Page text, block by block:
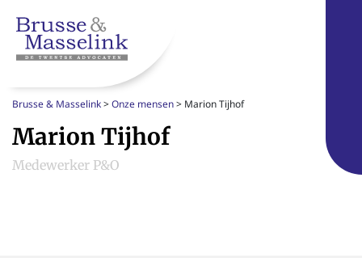
Brusse & Masselink>Onze mensen> Marion Tijhof
Marion Tijhof
Medewerker P&O